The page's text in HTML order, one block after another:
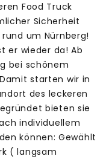
Food Truck
Sicherheit
um Nürnberg!
er wieder da! Ab
bei schönem
starten wir in
des leckeren
bieten sie
individuellem
können: Gewählt
( langsam